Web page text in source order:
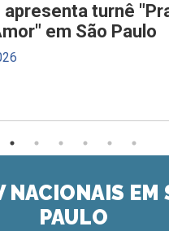
apresenta turnê
em São Paulo
NACIONAIS EM
PAULO